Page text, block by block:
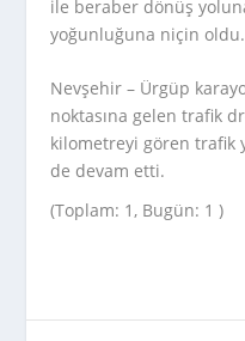
ile beraber dönüş
yoğunluğuna niçin oldu.
Nevşehir – Ürgüp
noktasına gelen trafik
kilometreyi gören trafik
de devam etti.
(Toplam: 1, Bugün: 1 )